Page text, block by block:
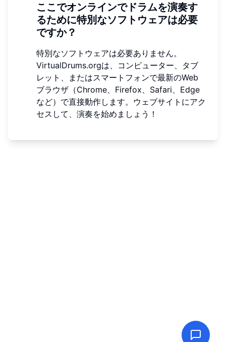
ここでオンラインでドラムを演奏す
るために特別なソフトウェアは必要
ですか？
特別なソフトウェアは必要ありません。
VirtualDrums.orgは、コンピューター、タブ
レット、またはスマートフォンで最新のWeb
ブラウザ（Chrome、Firefox、Safari、Edge
など）で直接動作します。ウェブサイトにアク
セスして、演奏を始めましょう！